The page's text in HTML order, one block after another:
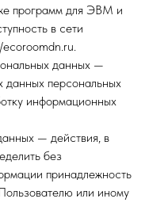
программ для ЭВМ и
в сети
ecoroomdn.ru.
данных —
данных персональных
информационных
— действия, в
без
принадлежность
или иному